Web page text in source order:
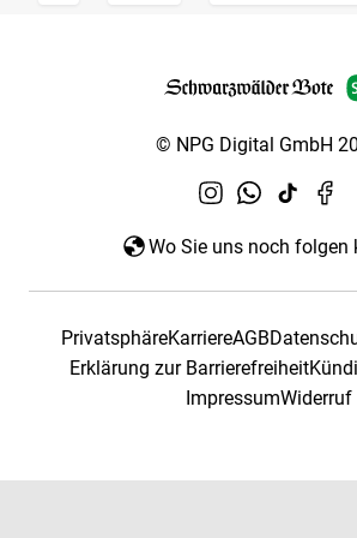
© NPG Digital GmbH
Wo Sie uns noch folgen
PrivatsphäreKarriereAGB
Erklärung zur Barrierefreiheit
ImpressumWiderruf